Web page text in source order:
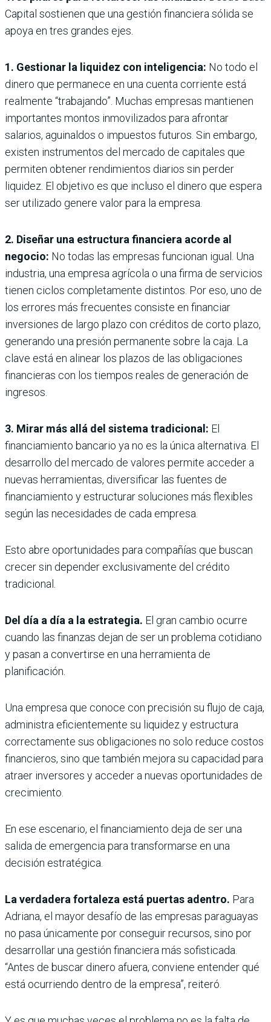
Capital sostienen que una gestión financiera sólida se
apoya en tres grandes ejes.
1. Gestionar la liquidez con inteligencia: No todo el
dinero que permanece en una cuenta corriente está
realmente “trabajando”. Muchas empresas mantienen
importantes montos inmovilizados para afrontar
salarios, aguinaldos o impuestos futuros. Sin embargo,
existen instrumentos del mercado de capitales que
permiten obtener rendimientos diarios sin perder
liquidez. El objetivo es que incluso el dinero que espera
ser utilizado genere valor para la empresa.
2. Diseñar una estructura financiera acorde al
negocio: No todas las empresas funcionan igual. Una
industria, una empresa agrícola o una firma de servicios
tienen ciclos completamente distintos. Por eso, uno de
los errores más frecuentes consiste en financiar
inversiones de largo plazo con créditos de corto plazo,
generando una presión permanente sobre la caja. La
clave está en alinear los plazos de las obligaciones
financieras con los tiempos reales de generación de
ingresos.
3. Mirar más allá del sistema tradicional: El
financiamiento bancario ya no es la única alternativa. El
desarrollo del mercado de valores permite acceder a
nuevas herramientas, diversificar las fuentes de
financiamiento y estructurar soluciones más flexibles
según las necesidades de cada empresa.
Esto abre oportunidades para compañías que buscan
crecer sin depender exclusivamente del crédito
tradicional.
Del día a día a la estrategia. El gran cambio ocurre
cuando las finanzas dejan de ser un problema cotidiano
y pasan a convertirse en una herramienta de
planificación.
Una empresa que conoce con precisión su flujo de caja,
administra eficientemente su liquidez y estructura
correctamente sus obligaciones no solo reduce costos
financieros, sino que también mejora su capacidad para
atraer inversores y acceder a nuevas oportunidades de
crecimiento.
En ese escenario, el financiamiento deja de ser una
salida de emergencia para transformarse en una
decisión estratégica.
La verdadera fortaleza está puertas adentro. Para
Adriana, el mayor desafío de las empresas paraguayas
no pasa únicamente por conseguir recursos, sino por
desarrollar una gestión financiera más sofisticada.
“Antes de buscar dinero afuera, conviene entender qué
está ocurriendo dentro de la empresa”, reiteró.